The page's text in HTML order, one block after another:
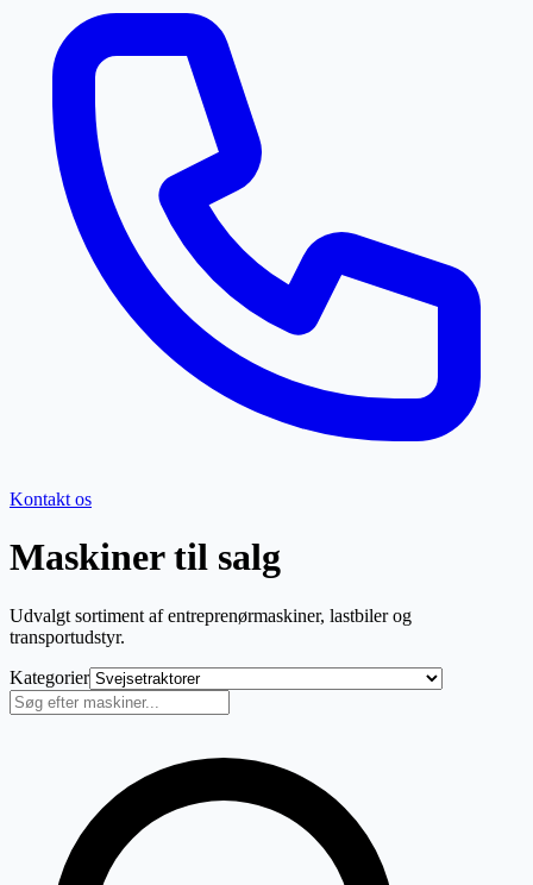
Kontakt os
Maskiner til salg
Udvalgt sortiment af entreprenørmaskiner, lastbiler og
transportudstyr.
Kategorier